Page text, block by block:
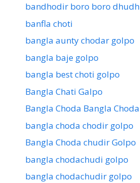
bandhodir boro boro dhudh
banfla choti
bangla aunty chodar golpo
bangla baje golpo
bangla best choti golpo
Bangla Chati Galpo
Bangla Choda Bangla Choda
bangla choda chodir golpo
Bangla Choda chudir Golpo
bangla chodachudi golpo
bangla chodachudir golpo